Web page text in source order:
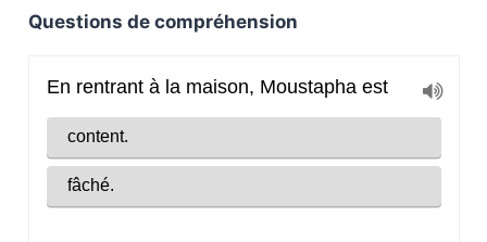
Questions de compréhension